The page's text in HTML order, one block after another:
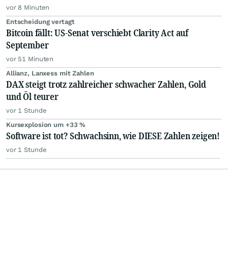
vor 8 Minuten
Entscheidung vertagt
Bitcoin fällt: US-Senat verschiebt Clarity Act auf
September
vor 51 Minuten
Allianz, Lanxess mit Zahlen
DAX steigt trotz zahlreicher schwacher Zahlen, Gold
und Öl teurer
vor 1 Stunde
Kursexplosion um +33 %
Software ist tot? Schwachsinn, wie DIESE Zahlen zeigen!
vor 1 Stunde